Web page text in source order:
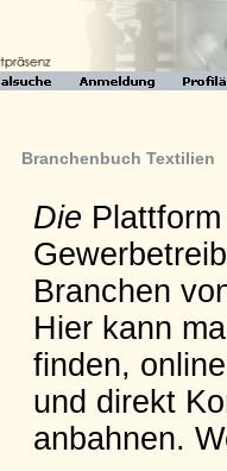
Branchenbuch Textilien
Die
Branchen
Hier kann
finden,
und direkt
anbahnen.